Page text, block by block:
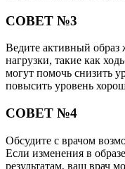
СОВЕТ №3
Ведите активный образ
нагрузки, такие как
могут помочь снизить
повысить уровень
СОВЕТ №4
Обсудите с врачом
Если изменения в
результатам, ваш врач